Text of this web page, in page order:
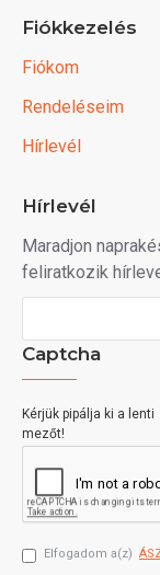
Fiókkezelés
Fiókom
Rendeléseim
Hírlevél
Hírlevél
Maradjon
feliratkozik
Captcha
Kérjük pipálja ki a lenti
mezőt!
Elfogadom a(z)